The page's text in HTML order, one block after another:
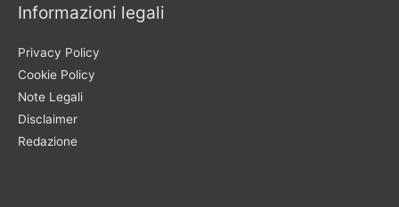
Informazioni legali
Privacy Policy
Cookie Policy
Note Legali
Disclaimer
Redazione